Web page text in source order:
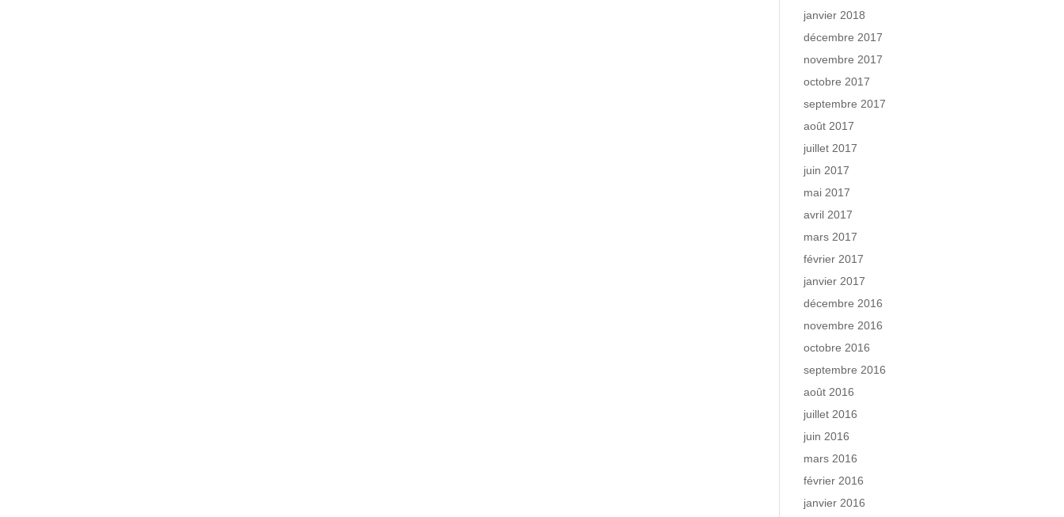
janvier 2018
décembre 2017
novembre 2017
octobre 2017
septembre 2017
août 2017
juillet 2017
juin 2017
mai 2017
avril 2017
mars 2017
février 2017
janvier 2017
décembre 2016
novembre 2016
octobre 2016
septembre 2016
août 2016
juillet 2016
juin 2016
mars 2016
février 2016
janvier 2016